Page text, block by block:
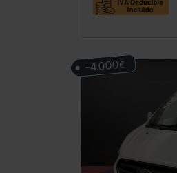
-4.000€